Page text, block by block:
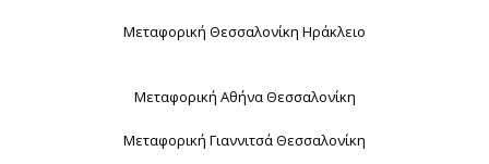
Μεταφορική Θεσσαλονίκη Ηράκλειο
Μεταφορική Αθήνα Θεσσαλονίκη
Μεταφορική Γιαννιτσά Θεσσαλονίκη